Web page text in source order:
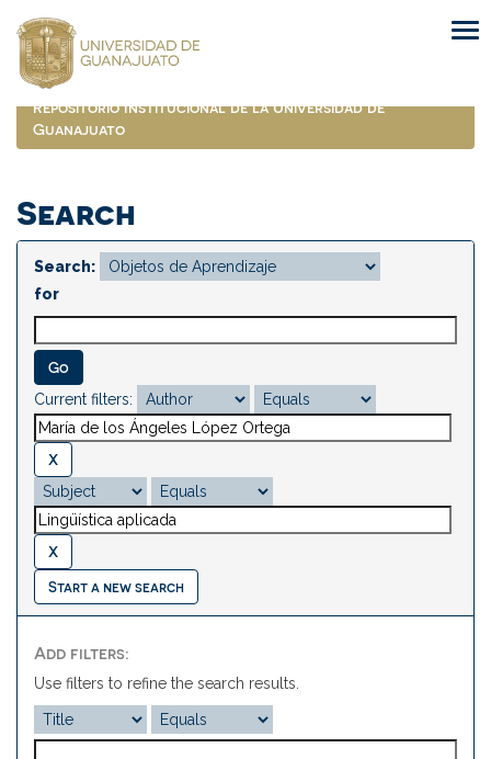
navigation
Repositorio Institucional de la Universidad de
Guanajuato
Search
Search:
for
Current filters:
Start a new search
Add filters:
Use filters to refine the search results.